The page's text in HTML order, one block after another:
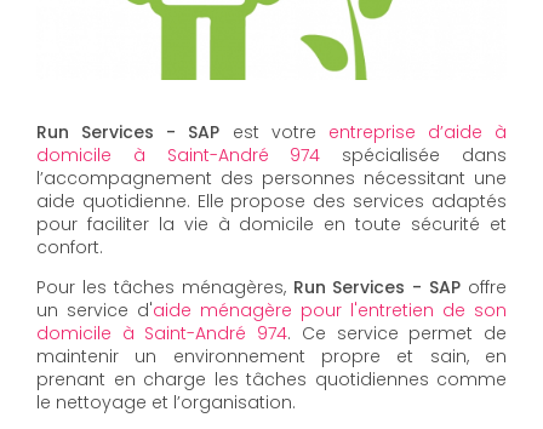
Run Services - SAP est votre entreprise d’aide à
domicile à Saint-André 974 spécialisée dans
l’accompagnement des personnes nécessitant une
aide quotidienne. Elle propose des services adaptés
pour faciliter la vie à domicile en toute sécurité et
confort.
Pour les tâches ménagères, Run Services - SAP offre
un service d'aide ménagère pour l'entretien de son
domicile à Saint-André 974. Ce service permet de
maintenir un environnement propre et sain, en
prenant en charge les tâches quotidiennes comme
le nettoyage et l’organisation.